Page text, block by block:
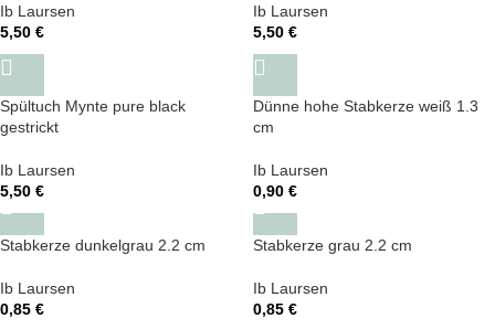
Ib Laursen
5,50 €
Ib Laursen
5,50 €
Spültuch Mynte pure black
gestrickt
Ib Laursen
5,50 €
Dünne hohe Stabkerze weiß 1.3
cm
Ib Laursen
0,90 €
Stabkerze dunkelgrau 2.2 cm
Ib Laursen
0,85 €
Stabkerze grau 2.2 cm
Ib Laursen
0,85 €